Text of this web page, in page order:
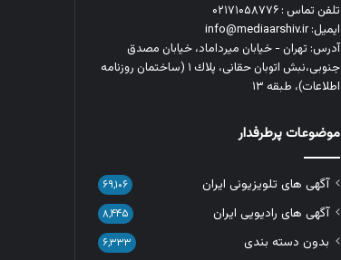
تلفن تماس : ۰۲۱۷۱۰۵۸۷۷۶
ایمیل: info@mediaarshiv.ir
آدرس: تهران - خیابان میرداماد، خیابان مصدق
جنوبی،نبش اتوبان حقانی، پلاك ١ (ساختمان روزنامه
اطلاعات)، طبقه ۱۳
موضوعات پرطرفدار
آگهی های تلویزیونی ایران ۶۹,۱۰۶
آگهی های رادیویی ایران ۸,۴۴۵
بدون دسته بندی ۶,۳۳۳